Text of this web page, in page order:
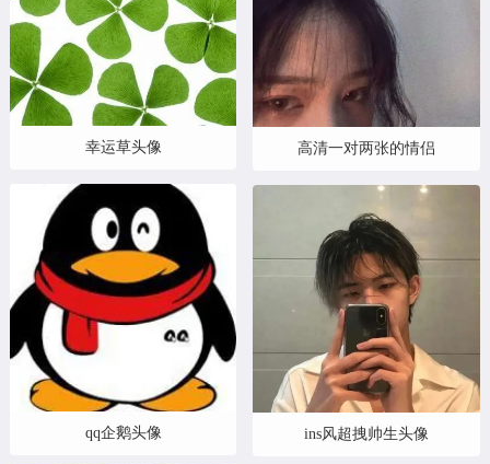
幸运草头像
qq企鹅头像
高清一对两张的情侣
ins风超拽帅生头像